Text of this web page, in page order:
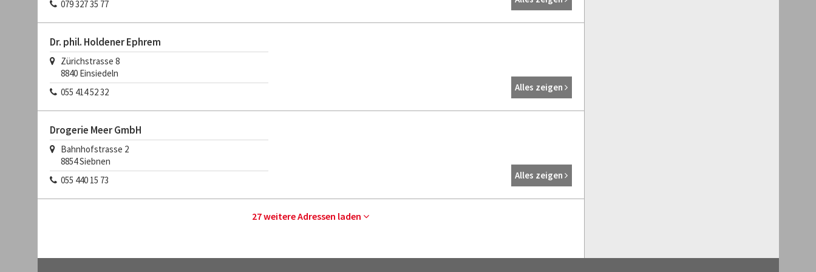
079 327 35 77
Dr. phil. Holdener Ephrem
Zürichstrasse 8
8840 Einsiedeln
055 414 52 32
Alles zeigen
Drogerie Meer GmbH
Bahnhofstrasse 2
8854Siebnen
055 440 15 73
Alles zeigen
27 weitere Adressen laden